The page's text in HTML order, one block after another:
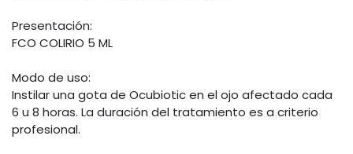
Presentación:
FCO COLIRIO 5 ML
Modo de uso:
Instilar una gota de Ocubiotic en el ojo afectado cada
6 u 8 horas. La duración del tratamiento es a criterio
profesional.